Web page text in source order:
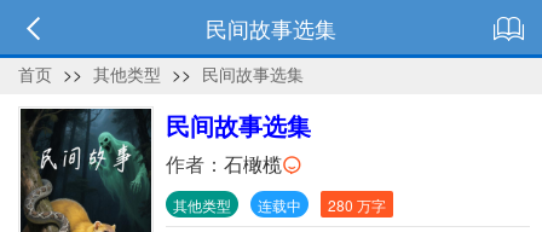
民间故事选集
首页 >> 其他类型 >> 民间故事选集
民间故事选集
作者： 石橄榄
其他类型 连载中 280 万字